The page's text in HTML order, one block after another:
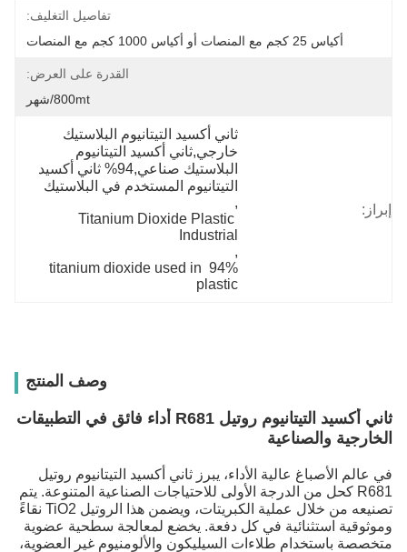
تفاصيل التغليف:
أكياس 25 كجم مع المنصات أو أكياس 1000 كجم مع المنصات
القدرة على العرض:
800mt/شهر
إبراز:
التيتانيوم المستخدم في البلاستيك
,
Titanium Dioxide Plastic
Industrial
,
94% titanium dioxide used in
plastic
وصف المنتج
ثاني أكسيد التيتانيوم روتيل R681 أداء فائق في التطبيقات
الخارجية والصناعية
في عالم الأصباغ عالية الأداء، يبرز ثاني أكسيد التيتانيوم روتيل
R681 كحل من الدرجة الأولى للاحتياجات الصناعية المتنوعة. يتم
تصنيعه من خلال عملية الكبريتات، ويضمن هذا الروتيل TiO2 نقاءً
وموثوقية استثنائية في كل دفعة. يخضع لمعالجة سطحية عضوية
متخصصة باستخدام طلاءات السيليكون والألومنيوم غير العضوية،